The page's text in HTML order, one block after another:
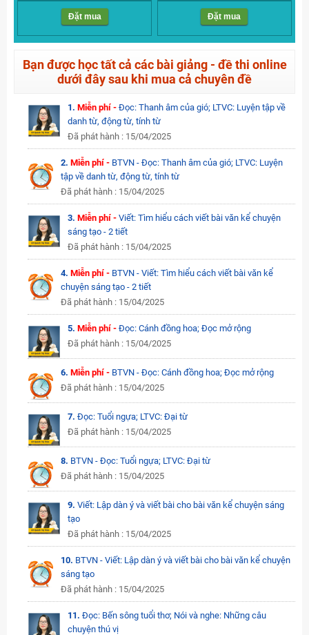
Đặt mua Đặt mua
Bạn được học tất cả các bài giảng - đề thi online
dưới đây sau khi mua cả chuyên đề
1. Miễn phí - Đọc: Thanh âm của gió; LTVC: Luyện tập về
danh từ, động từ, tính từ
Đã phát hành : 15/04/2025
2.Miễn phí - BTVN - Đọc: Thanh âm của gió; LTVC: Luyện
tập về danh từ, động từ, tính từ
Đã phát hành : 15/04/2025
3. Miễn phí - Viết: Tìm hiểu cách viết bài văn kể chuyện
sáng tạo - 2 tiết
Đã phát hành : 15/04/2025
4.Miễn phí - BTVN - Viết: Tìm hiểu cách viết bài văn kể
chuyện sáng tạo - 2 tiết
Đã phát hành : 15/04/2025
5. Miễn phí - Đọc: Cánh đồng hoa; Đọc mở rộng
Đã phát hành : 15/04/2025
6.Miễn phí - BTVN - Đọc: Cánh đồng hoa; Đọc mở rộng
Đã phát hành : 15/04/2025
7. Đọc: Tuổi ngựa; LTVC: Đại từ
Đã phát hành : 15/04/2025
8. BTVN - Đọc: Tuổi ngựa; LTVC: Đại từ
Đã phát hành : 15/04/2025
9. Viết: Lập dàn ý và viết bài cho bài văn kể chuyện sáng
tạo
Đã phát hành : 15/04/2025
10. BTVN - Viết: Lập dàn ý và viết bài cho bài văn kể chuyện
sáng tạo
Đã phát hành : 15/04/2025
11. Đọc: Bến sông tuổi thơ; Nói và nghe: Những câu
chuyện thú vị